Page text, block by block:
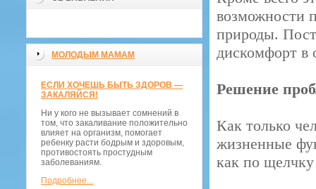
МОЛОДЫМ МАМАМ
ЕСЛИ ХОЧЕШЬ БЫТЬ ЗДОРОВ —
ЗАКАЛЯЙСЯ!
Ни у кого не вызывает сомнений в
том, что закаливание положительно
влияет на организм, помогает
ребенку расти бодрым и здоровым,
противостоять простудным
заболеваниям.
Подробнее...
возможности
природы.
дискомфорт в
Решение
Как только
жизненные
как по щелчку